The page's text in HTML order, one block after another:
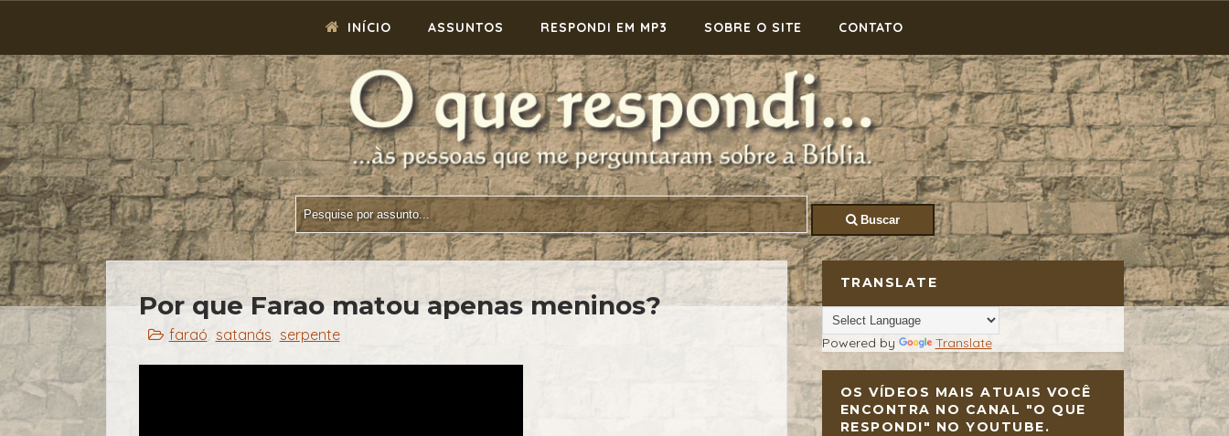
INÍCIO ASSUNTOS RESPONDI EM MP3 SOBRE O SITE CONTATO
Buscar
Por que Farao matou apenas meninos?
faraó satanás serpente
TRANSLATE
Powered by Translate
OS VÍDEOS MAIS ATUAIS VOCÊ
ENCONTRA NO CANAL "O QUE
RESPONDI" NO YOUTUBE.